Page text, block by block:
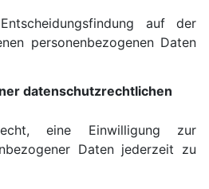
auf der
personenbezogenen Daten
datenschutzrechtlichen
eine Einwilligung zur
Daten jederzeit zu